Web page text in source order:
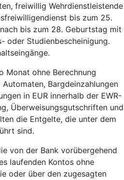
freiwillig Wehrdienstleistende
bis zum 25.
bis zum 28. Geburtstag mit
oder Studienbescheinigung.
Monat ohne Berechnung
Bargdeinzahlungen
in EUR innerhalb der EWR-
Überweisungsgutschriften und
die Entgelte, die unter dem
sind.
von der Bank vorübergehend
laufenden Kontos ohne
oder über den zugesagten